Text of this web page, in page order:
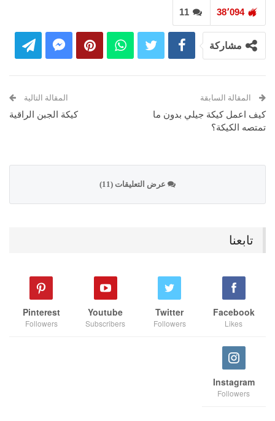
11 38٬094
مشاركة
المقالة السابقة
كيف اعمل كيكة جيلي بدون ما
تمتصه الكيكة؟
المقالة التالية
كيكة الجبن الراقية
عرض التعليقات (11)
تابعنا
Facebook
Likes
Twitter
Followers
Youtube
Subscribers
Pinterest
Followers
Instagram
Followers